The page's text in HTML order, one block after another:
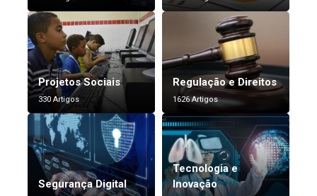
Projetos Sociais
330 Artigos
Regulação e Direitos
1626 Artigos
Segurança Digital
Tecnologia e
Inovação